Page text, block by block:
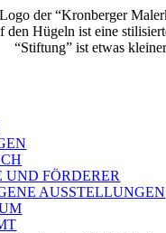
UND FÖRDERER
AUSSTELLUNGEN